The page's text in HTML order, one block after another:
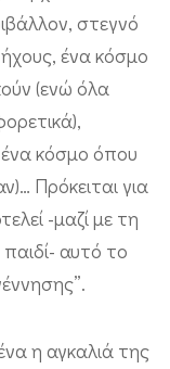
στεγνό
ένα κόσμο
(ενώ όλα
κόσμο όπου
Πρόκειται για
-μαζί με τη
αυτό το
η αγκαλιά της